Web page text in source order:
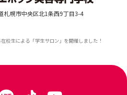
札幌市中央区北1条西9丁目3-4
校生による「学生サロン」を開催しました！